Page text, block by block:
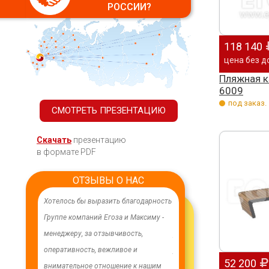
РОССИИ?
СМОТРЕТЬ ПРЕЗЕНТАЦИЮ
Скачать презентацию
в формате PDF
ОТЗЫВЫ О НАС
благодарность
Егоза и Максиму -
к нашим
В целях устойчивого водоснабжения,
в п. Бага-Чонос проведены
ремонтные работы на водозаборе:
установлена водонапорная башня
Рожновского, емкостью 100 м3;
От всей души
компанию
лояльность. На
лет приобретаем
118 140
цена без
Пляжная
6009
под заказ.
52 200